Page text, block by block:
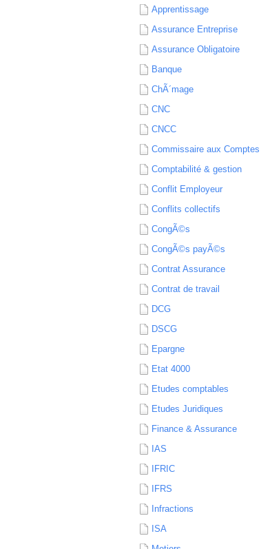
Apprentissage
Assurance Entreprise
Assurance Obligatoire
Banque
ChÃ´mage
CNC
CNCC
Commissaire aux Comptes
Comptabilité & gestion
Conflit Employeur
Conflits collectifs
CongÃ©s
CongÃ©s payÃ©s
Contrat Assurance
Contrat de travail
DCG
DSCG
Epargne
Etat 4000
Etudes comptables
Etudes Juridiques
Finance & Assurance
IAS
IFRIC
IFRS
Infractions
ISA